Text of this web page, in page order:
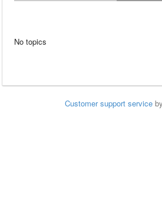
No topics
Customer support service